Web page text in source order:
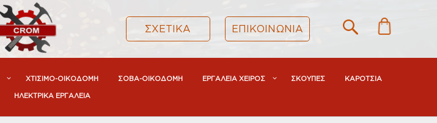
ΣΧΕΤΙΚΑ ΕΠΙΚΟΙΝΩΝΙΑ
ΧΤΙΣΙΜΟ-ΟΙΚΟΔΟΜΗ ΣΟΒΑ-ΟΙΚΟΔΟΜΗ ΕΡΓΑΛΕΙΑ ΧΕΙΡΟΣ ΣΚΟΥΠΕΣ ΚΑΡΟΤΣΙΑ
ΗΛΕΚΤΡΙΚΑ ΕΡΓΑΛΕΙΑ